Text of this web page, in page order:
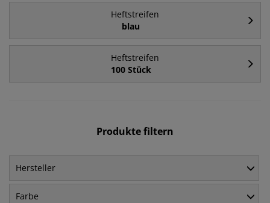
Heftstreifen
blau
Heftstreifen
100 Stück
Produkte filtern
Hersteller
Farbe